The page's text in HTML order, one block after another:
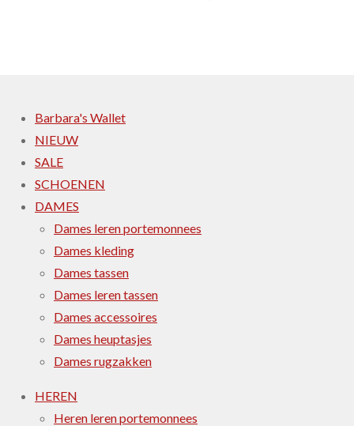
Barbara's Wallet
NIEUW
SALE
SCHOENEN
DAMES
Dames leren portemonnees
Dames kleding
Dames tassen
Dames leren tassen
Dames accessoires
Dames heuptasjes
Dames rugzakken
HEREN
Heren leren portemonnees